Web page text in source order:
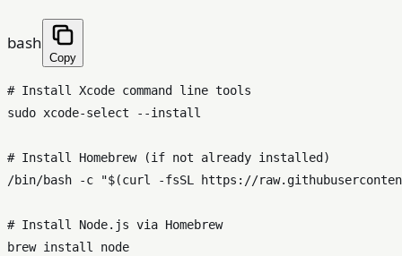
bash
Copy
# Install Xcode command line tools
sudo xcode-select --install
# Install Homebrew (if not already installed)
/bin/bash -c
"$(curl -fsSL https://
# Install Node.js via Homebrew
brew install node